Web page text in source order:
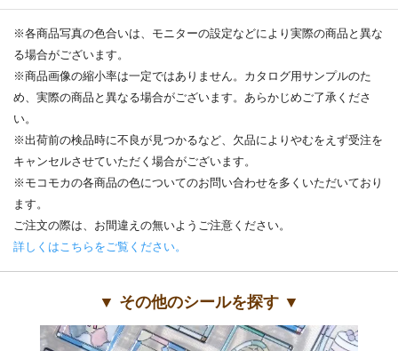
※各商品写真の色合いは、モニターの設定などにより実際の商品と異な
る場合がございます。
※商品画像の縮小率は一定ではありません。カタログ用サンプルのた
め、実際の商品と異なる場合がございます。あらかじめご了承くださ
い。
※出荷前の検品時に不良が見つかるなど、欠品によりやむをえず受注を
キャンセルさせていただく場合がございます。
※モコモカの各商品の色についてのお問い合わせを多くいただいており
ます。
ご注文の際は、お間違えの無いようご注意ください。
詳しくはこちらをご覧ください。
▼ その他のシールを探す ▼